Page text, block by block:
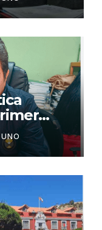
de Keiko